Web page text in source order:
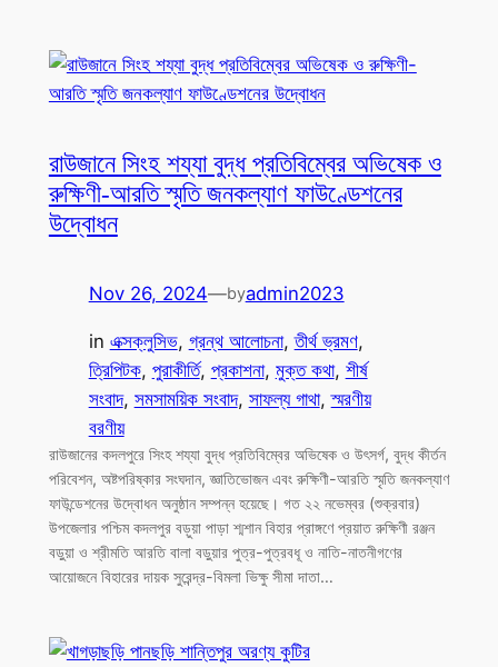
রাউজানে সিংহ শয্যা বুদ্ধ প্রতিবিম্বের অভিষেক ও
রুক্ষিণী-আরতি স্মৃতি জনকল্যাণ ফাউণ্ডেশনের
উদ্বোধন
Nov 26, 2024—byadmin2023
in এক্সক্লুসিভ, গ্রন্থ আলোচনা, তীর্থ ভ্রমণ
ত্রিপিটক, পুরাকীর্তি, প্রকাশনা, মুক্ত কথা, শীর্ষ
সংবাদ, সমসাময়িক সংবাদ, সাফল্য গাথা, স্মরণীয়
বরণীয়
রাউজানের কদলপুরে সিংহ শয্যা বুদ্ধ প্রতিবিম্বের অভিষেক ও উৎসর্গ, বুদ্ধ কীর্তন
পরিবেশন, অষ্টপরিষ্কার সংঘদান, জ্ঞাতিভোজন এবং রুক্ষিণী-আরতি স্মৃতি জনকল্যাণ
ফাউন্ডেশনের উদ্বোধন অনুষ্ঠান সম্পন্ন হয়েছে। গত ২২ নভেম্বর (শুক্রবার)
উপজেলার পশ্চিম কদলপুর বড়ুয়া পাড়া শ্মশান বিহার প্রাঙ্গণে প্রয়াত রুক্ষিণী রঞ্জন
বড়ুয়া ও শ্রীমতি আরতি বালা বড়ুয়ার পুত্র-পুত্রবধূ ও নাতি-নাতনীগণের
আয়োজনে বিহারের দায়ক সুরেন্দ্র-বিমলা ভিক্ষু সীমা দাতা…